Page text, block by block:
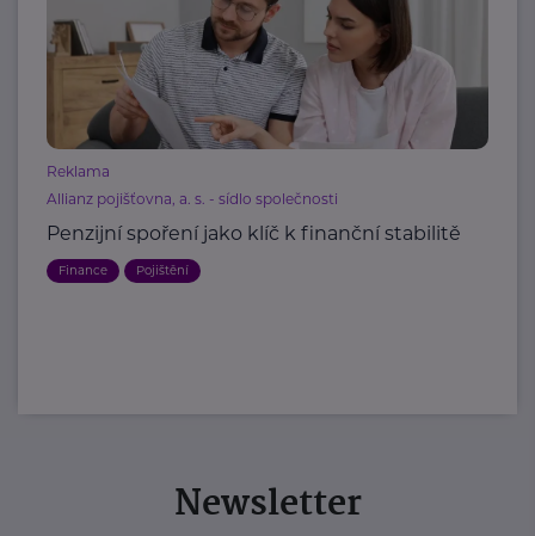
Reklama
Allianz pojišťovna, a. s. - sídlo společnosti
Penzijní spoření jako klíč k finanční stabilitě
Finance Pojištění
Newsletter